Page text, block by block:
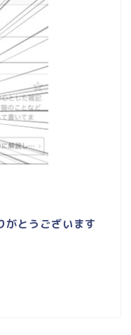
がとうございます